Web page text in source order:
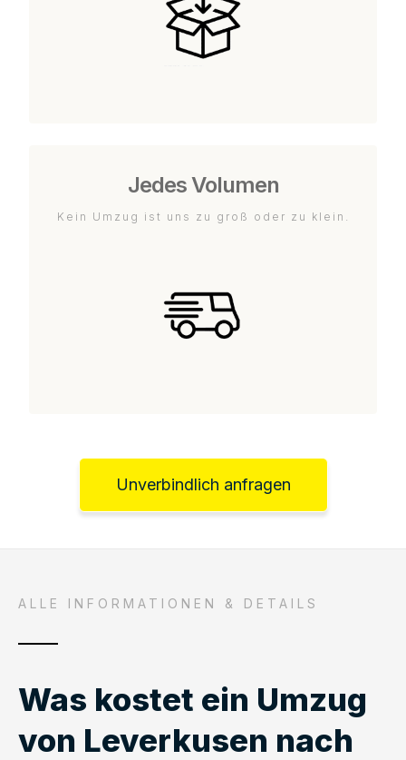
Jedes Volumen
Kein Umzug ist uns zu groß oder zu klein.
Unverbindlich anfragen
ALLE INFORMATIONEN & DETAILS
Was kostet ein Umzug
von Leverkusen nach